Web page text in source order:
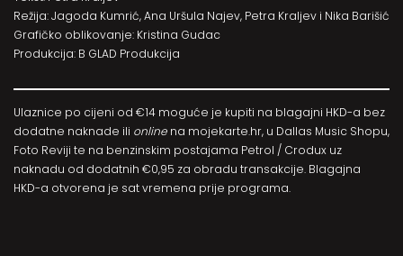
Režija: Jagoda Kumrić, Ana Uršula Najev, Petra Kraljev i Nika Barišić
Grafičko oblikovanje: Kristina Gudac
Produkcija: B GLAD Produkcija
Ulaznice po cijeni od €14 moguće je kupiti na blagajni HKD-a bez
dodatne naknade ili online na mojekarte.hr, u Dallas Music Shopu,
Foto Reviji te na benzinskim postajama Petrol / Crodux uz
naknadu od dodatnih €0,95 za obradu transakcije. Blagajna
HKD-a otvorena je sat vremena prije programa.